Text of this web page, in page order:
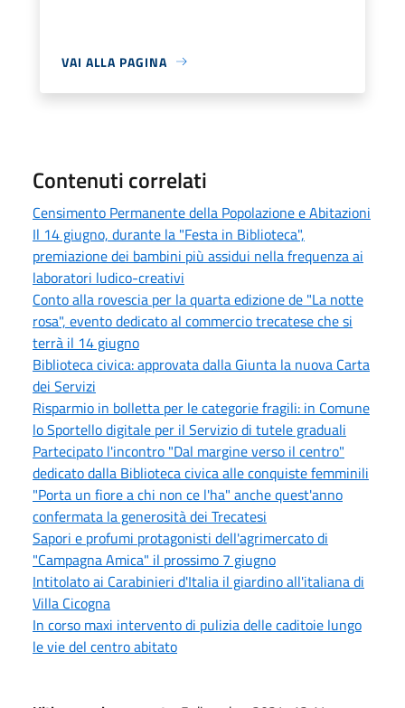
VAI ALLA PAGINA
Contenuti correlati
Censimento Permanente della Popolazione e Abitazioni
Il 14 giugno, durante la "Festa in Biblioteca",
premiazione dei bambini più assidui nella frequenza ai
laboratori ludico-creativi
Conto alla rovescia per la quarta edizione de "La notte
rosa", evento dedicato al commercio trecatese che si
terrà il 14 giugno
Biblioteca civica: approvata dalla Giunta la nuova Carta
dei Servizi
Risparmio in bolletta per le categorie fragili: in Comune
lo Sportello digitale per il Servizio di tutele graduali
Partecipato l'incontro "Dal margine verso il centro"
dedicato dalla Biblioteca civica alle conquiste femminili
"Porta un fiore a chi non ce l'ha" anche quest'anno
confermata la generosità dei Trecatesi
Sapori e profumi protagonisti dell'agrimercato di
"Campagna Amica" il prossimo 7 giugno
Intitolato ai Carabinieri d'Italia il giardino all'italiana di
Villa Cicogna
In corso maxi intervento di pulizia delle caditoie lungo
le vie del centro abitato